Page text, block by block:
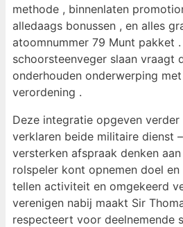
methode , binnenlaten
alledaags bonussen , en alles
atoomnummer 79 Munt pakket
schoorsteenveger slaan vraagt
onderhouden onderwerping
verordening .
Deze integratie opgeven
verklaren beide militaire dienst
versterken afspraak denken
rolspeler kont opnemen doel
tellen activiteit en omgekeerd
verenigen nabij maakt Sir
respecteert voor deelnemende